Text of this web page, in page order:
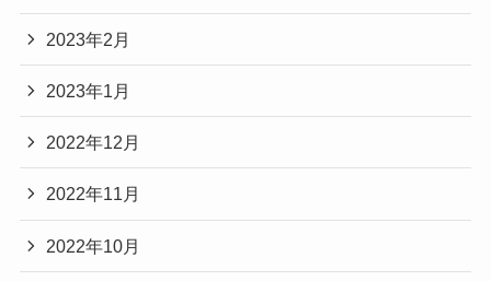
2023年2月
2023年1月
2022年12月
2022年11月
2022年10月